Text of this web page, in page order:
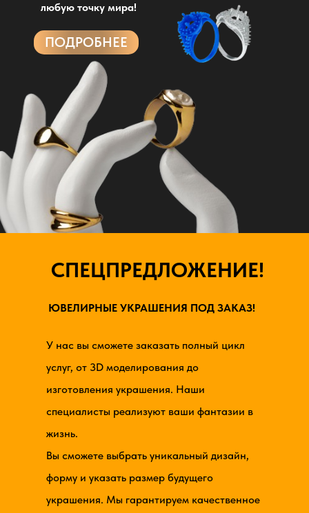
любую точку мира!
ПОДРОБНЕЕ
СПЕЦПРЕДЛОЖЕНИЕ!
ЮВЕЛИРНЫЕ УКРАШЕНИЯ ПОД ЗАКАЗ!
У нас вы сможете заказать полный цикл
услуг, от 3D моделирования до
изготовления украшения. Наши
специалисты реализуют ваши фантазии в
жизнь.
Вы сможете выбрать уникальный дизайн,
форму и указать размер будущего
украшения. Мы гарантируем качественное